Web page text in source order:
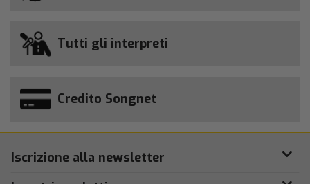
Tutti gli interpreti
Credito Songnet
Iscrizione alla newsletter